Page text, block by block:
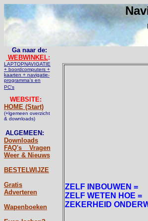
Ga naar de:
WEBWINKEL:
LAPTOPNAVIGATIE
+ boordcomputers +
kaarten + navigatie-
programma's en
PC's
WEBSITE:
HOME (Start)
(+lgemeen overzicht
& downloads)
ALGEMEEN:
Downloads
FAQ's _ Vragen
Weer & Nieuws
BESTELWIJZE
Gratis
Adverteren
Wapenboeken
ZELF INBOUWEN =
ZELF WETEN HOE =
ZEKERHEID